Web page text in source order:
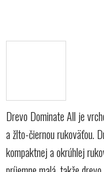
Drevo Dominate All je
a žlto-čiernou rukoväťou.
kompaktnej a okrúhlej